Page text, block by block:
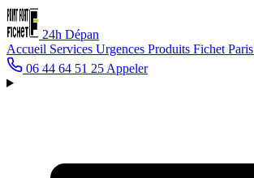
24h Dépan
Accueil Services Urgences Produits Fichet Paris
06 44 64 51 25 Appeler